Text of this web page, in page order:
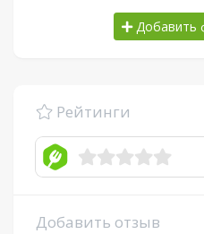
Добавить
Рейтинги
Добавить отзыв